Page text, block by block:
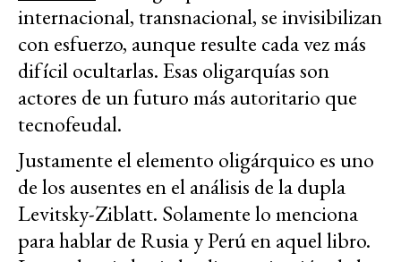
internacional, transnacional, se invisibilizan
con esfuerzo, aunque resulte cada vez más
difícil ocultarlas. Esas oligarquías son
actores de un futuro más autoritario que
tecnofeudal.
Justamente el elemento oligárquico es uno
de los ausentes en el análisis de la dupla
Levitsky-Ziblatt. Solamente lo menciona
para hablar de Rusia y Perú en aquel libro.